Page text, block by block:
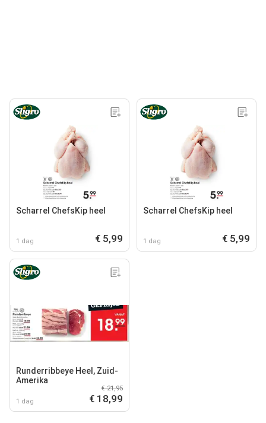
Scharrel ChefsKip heel
1 dag € 5,99
Scharrel ChefsKip heel
1 dag € 5,99
Runderribbeye Heel, Zuid-
Amerika
1 dag
€ 21,95
€ 18,99